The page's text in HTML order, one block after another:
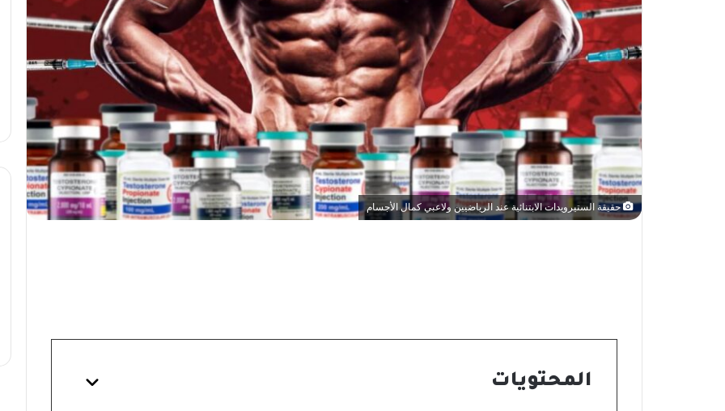
حقيقة الستيرويدات الابتنائية عند الرياضيين ولاعبي كمال الأجسام
المحتويات